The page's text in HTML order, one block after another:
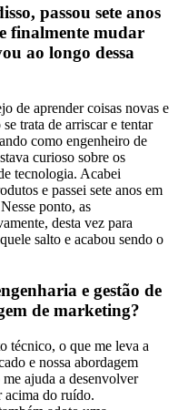
passou sete anos
finalmente mudar
ao longo dessa
de aprender coisas novas e
trata de arriscar e tentar
como engenheiro de
curioso sobre os
tecnologia. Acabei
e passei sete anos em
ponto, as
desta vez para
salto e acabou sendo o
e gestão de
de marketing?
técnico, o que me leva a
e nossa abordagem
ajuda a desenvolver
acima do ruído.